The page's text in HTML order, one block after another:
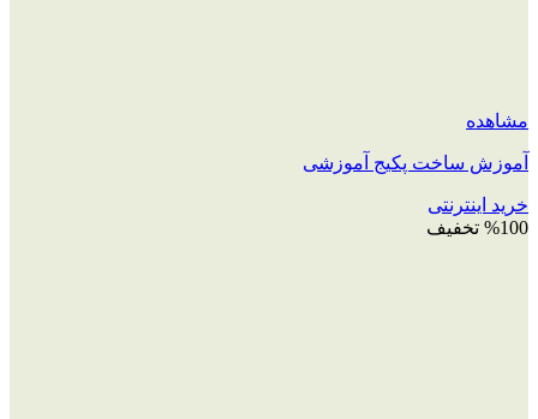
مشاهده
آموزش ساخت پکیج آموزشی
خرید اینترنتی
%100 تخفیف